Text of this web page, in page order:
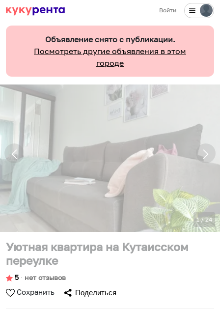
Войти
Объявление снято с публикации.
Посмотреть другие объявления в этом
городе
1 / 24
Уютная квартира на Кутаисском
переулке
5 ∙ нет отзывов
Сохранить Поделиться